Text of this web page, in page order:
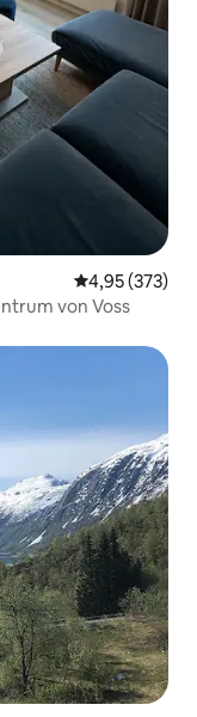
4,95 (373)
von Voss